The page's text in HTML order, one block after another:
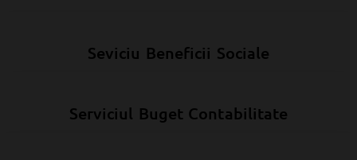
Seviciu Beneficii Sociale
Serviciul Buget Contabilitate